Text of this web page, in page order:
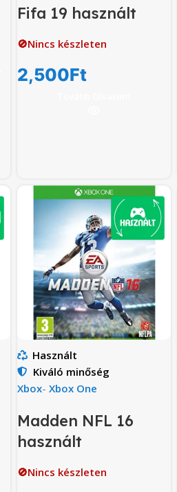
Fifa 19 használt
🚫Nincs készleten
2,500Ft
Használt
Kiváló minőség
Xbox- Xbox One
Madden NFL 16
használt
🚫Nincs készleten